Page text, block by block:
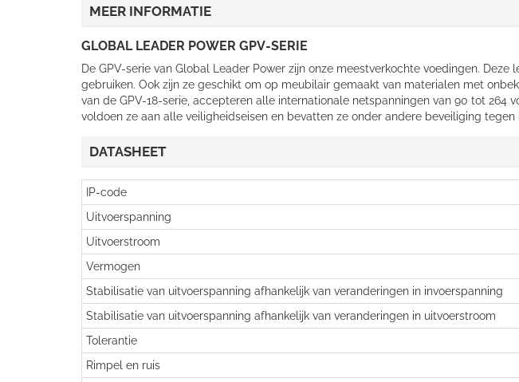
MEER INFORMATIE
GLOBAL LEADER POWER GPV-SERIE
De GPV-serie van Global Leader Power zijn onze meestverkochte voedingen.
gebruiken. Ook zijn ze geschikt om op meubilair gemaakt van materialen met
van de GPV-18-serie, accepteren alle internationale netspanningen van 90 tot
voldoen ze aan alle veiligheidseisen en bevatten ze onder andere beveiliging tegen
DATASHEET
IP-code
Uitvoerspanning
Uitvoerstroom
Vermogen
Stabilisatie van uitvoerspanning afhankelijk van veranderingen in invoerspanning
Stabilisatie van uitvoerspanning afhankelijk van veranderingen in uitvoerstroom
Tolerantie
Rimpel en ruis